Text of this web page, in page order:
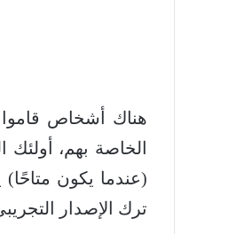
(عندما يكون متاحًا)
ترك الإصدار